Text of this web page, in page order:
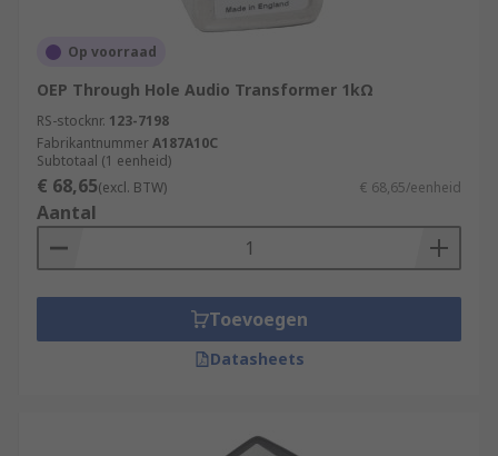
Op voorraad
OEP Through Hole Audio Transformer 1kΩ
RS-stocknr. 123-7198
FabrikantnummerA187A10C
Subtotaal (1 eenheid)
€ 68,65(excl. BTW) € 68,65/eenheid
Aantal
Toevoegen
Datasheets